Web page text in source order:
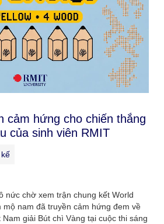
cảm hứng cho chiến thắng
của sinh viên RMIT
nức chờ xem trận chung kết World
nam đã truyền cảm hứng đem về
giải Bút chì Vàng tại cuộc thi sáng